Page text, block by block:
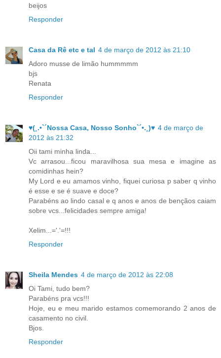
beijos
Responder
Casa da Rê etc e tal 4 de março de 2012 às 21:10
Adoro musse de limão hummmmm
bjs
Renata
Responder
♥(¸.•`´Nossa Casa, Nosso Sonho`´•.¸)♥ 4 de março de
2012 às 21:32
Oii tami minha linda...
Vc arrasou...ficou maravilhosa sua mesa e imagine as
comidinhas hein?
My Lord e eu amamos vinho, fiquei curiosa p saber q vinho
é esse e se é suave e doce?
Parabéns ao lindo casal e q anos e anos de bençãos caiam
sobre vcs...felicidades sempre amiga!
Xelim...='.'=!!!
Responder
Sheila Mendes 4 de março de 2012 às 22:08
Oi Tami, tudo bem?
Parabéns pra vcs!!!
Hoje, eu e meu marido estamos comemorando 2 anos de
casamento no civil.
Bjos.
Responder